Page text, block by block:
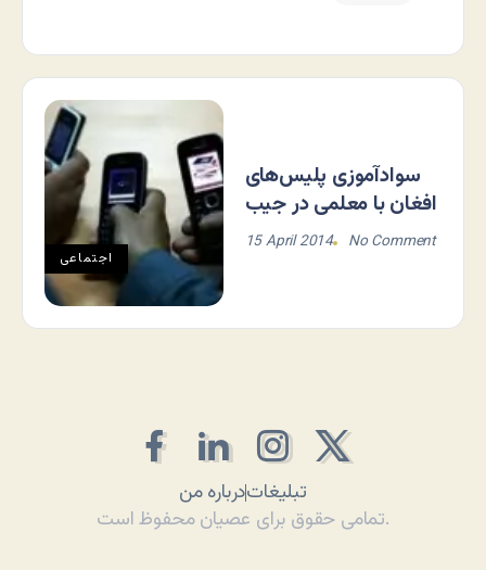
اجتماعی
سوادآموزی پلیس‌های
افغان با معلمی در جیب
15 April 2014 No Comment
درباره منتبلیغات
تمامی حقوق برای عصیان محفوظ است.